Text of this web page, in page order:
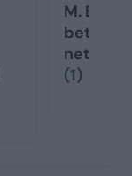
M.
bet
(1)